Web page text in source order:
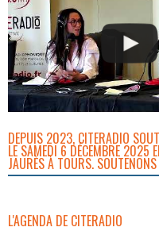
DEPUIS 2023, CITERADIO
LE SAMEDI 6 DÉCEMBRE 2025
JAURÈS À TOURS.
L'AGENDA DE CITERADIO